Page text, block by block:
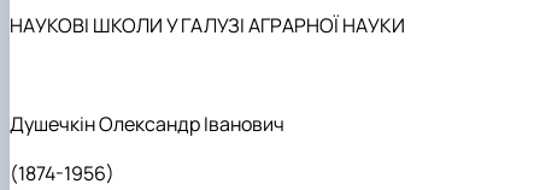
НАУКОВІ ШКОЛИ У ГАЛУЗІ АГРАРНОЇ НАУКИ
Душечкін Олександр Іванович
(1874-1956)